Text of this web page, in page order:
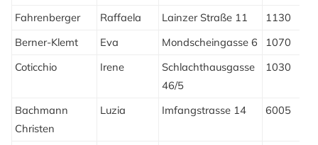
Fahrenberger
Raffaela Lainzer Straße 11 1130
Berner-Klemt
Eva Mondscheingasse 6 1070
Coticchio
Irene
Schlachthausgasse
46/5
1030
Bachmann
Christen
Luzia Imfangstrasse 14 6005